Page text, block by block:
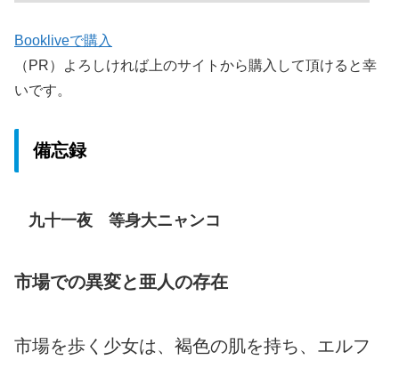
Bookliveで購入
（PR）よろしければ上のサイトから購入して頂けると幸
いです。
備忘録
九十一夜 等身大ニャンコ
市場での異変と亜人の存在
市場を歩く少女は、褐色の肌を持ち、エルフ